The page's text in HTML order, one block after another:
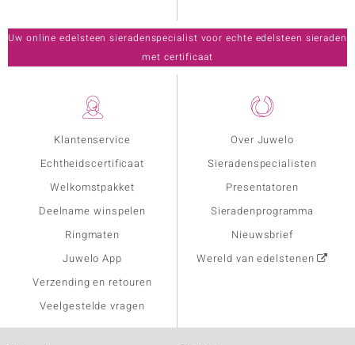
Klantenservice
Echtheidscertificaat
Welkomstpakket
Deelname winspelen
Ringmaten
Juwelo App
Verzending en retouren
Veelgestelde vragen
Over Juwelo
Sieradenspecialisten
Presentatoren
Sieradenprogramma
Nieuwsbrief
Wereld van edelstenen
Uw online edelsteen sieradenspecialist voor echte edelsteen sieraden
met certificaat